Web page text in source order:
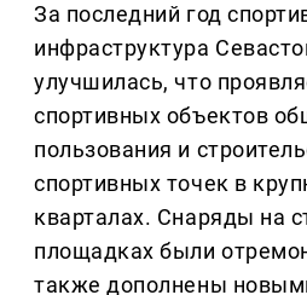
За последний год
инфраструктура
улучшилась, что
спортивных объектов
пользования и
спортивных точек в
кварталах. Снаряды на
площадках были
также дополнены